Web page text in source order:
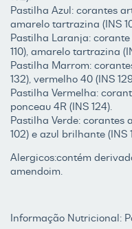
Pastilha Azul: corantes
amarelo tartrazina (INS
Pastilha Laranja:
110), amarelo tartrazina
Pastilha Marrom:
132), vermelho 40 (INS
Pastilha Vermelha:
ponceau 4R (INS 124).
Pastilha Verde:
102) e azul brilhante (INS
Alergicos:contém
amendoim.
Informação Nutricional: